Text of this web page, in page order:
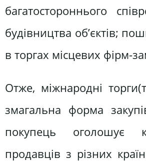
багатостороннього
будівництва об’єктів;
в торгах місцевих фірм-
Отже, міжнародні
змагальна форма
покупець оголошує
продавців з різних